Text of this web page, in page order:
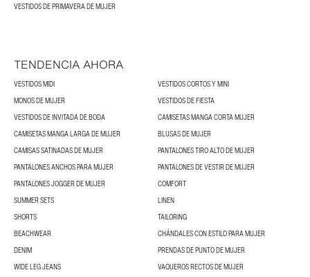
VESTIDOS DE PRIMAVERA DE MUJER
TENDENCIA AHORA
VESTIDOS MIDI
VESTIDOS CORTOS Y MINI
MONOS DE MUJER
VESTIDOS DE FIESTA
VESTIDOS DE INVITADA DE BODA
CAMISETAS MANGA CORTA MUJER
CAMISETAS MANGA LARGA DE MUJER
BLUSAS DE MUJER
CAMISAS SATINADAS DE MUJER
PANTALONES TIRO ALTO DE MUJER
PANTALONES ANCHOS PARA MUJER
PANTALONES DE VESTIR DE MUJER
PANTALONES JOGGER DE MUJER
COMFORT
SUMMER SETS
LINEN
SHORTS
TAILORING
BEACHWEAR
CHÁNDALES CON ESTILO PARA MUJER
DENIM
PRENDAS DE PUNTO DE MUJER
WIDE LEG JEANS
VAQUEROS RECTOS DE MUJER